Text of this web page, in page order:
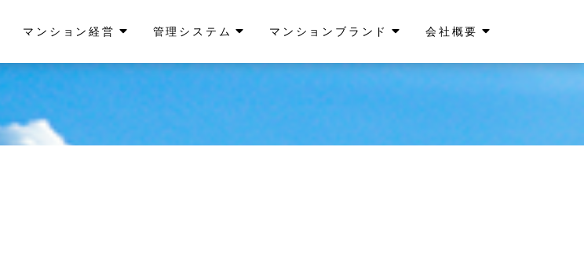
マンション経営 管理システム マンションブランド 会社概要